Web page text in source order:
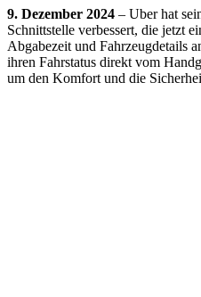
9. Dezember 2024 – Uber hat
Schnittstelle verbessert, die jetzt
Abgabezeit und Fahrzeugdetails
ihren Fahrstatus direkt vom
um den Komfort und die